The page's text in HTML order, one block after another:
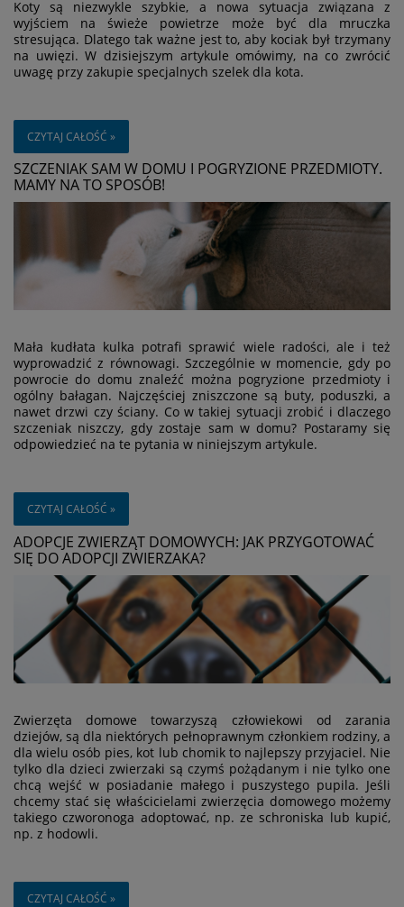
Koty są niezwykle szybkie, a nowa sytuacja związana z
wyjściem na świeże powietrze może być dla mruczka
stresująca. Dlatego tak ważne jest to, aby kociak był trzymany
na uwięzi. W dzisiejszym artykule omówimy, na co zwrócić
uwagę przy zakupie specjalnych szelek dla kota.
CZYTAJ CAŁOŚĆ »
SZCZENIAK SAM W DOMU I POGRYZIONE PRZEDMIOTY.
MAMY NA TO SPOSÓB!
Mała kudłata kulka potrafi sprawić wiele radości, ale i też
wyprowadzić z równowagi. Szczególnie w momencie, gdy po
powrocie do domu znaleźć można pogryzione przedmioty i
ogólny bałagan. Najczęściej zniszczone są buty, poduszki, a
nawet drzwi czy ściany. Co w takiej sytuacji zrobić i dlaczego
szczeniak niszczy, gdy zostaje sam w domu? Postaramy się
odpowiedzieć na te pytania w niniejszym artykule.
CZYTAJ CAŁOŚĆ »
ADOPCJE ZWIERZĄT DOMOWYCH: JAK PRZYGOTOWAĆ
SIĘ DO ADOPCJI ZWIERZAKA?
Zwierzęta domowe towarzyszą człowiekowi od zarania
dziejów, są dla niektórych pełnoprawnym członkiem rodziny, a
dla wielu osób pies, kot lub chomik to najlepszy przyjaciel. Nie
tylko dla dzieci zwierzaki są czymś pożądanym i nie tylko one
chcą wejść w posiadanie małego i puszystego pupila. Jeśli
chcemy stać się właścicielami zwierzęcia domowego możemy
takiego czworonoga adoptować, np. ze schroniska lub kupić,
np. z hodowli.
CZYTAJ CAŁOŚĆ »